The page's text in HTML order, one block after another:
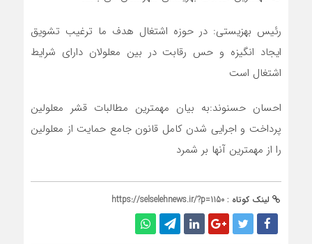
رئیس بهزیستی: در حوزه اشتغال هدف ما ترغیب تشویق
ایجاد انگیزه و حس رقابت در بین معلولان دارای شرایط
اشتغال است
احسان حسنوند:به بیان مهمترین مطالبات قشر معلولین
پرداخت و اجرایی شدن کامل قانون جامع حمایت از معلولین
را از مهمترین آنها بر شمرد
لینک کوتاه : https://selselehnews.ir/?p=1150